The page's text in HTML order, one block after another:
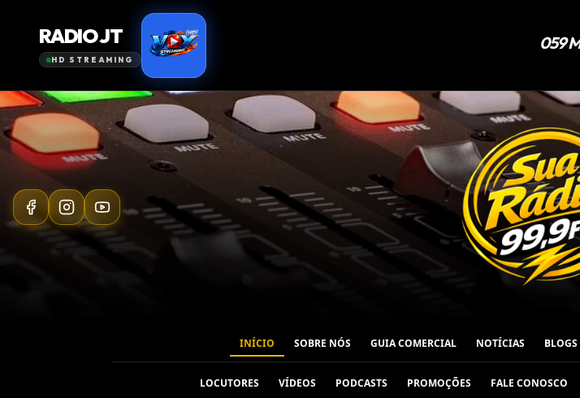
INÍCIO SOBRE NÓS GUIA COMERCIAL NOTÍCIAS BLOGS
LOCUTORES VÍDEOS PODCASTS PROMOÇÕES FALE CONOSCO